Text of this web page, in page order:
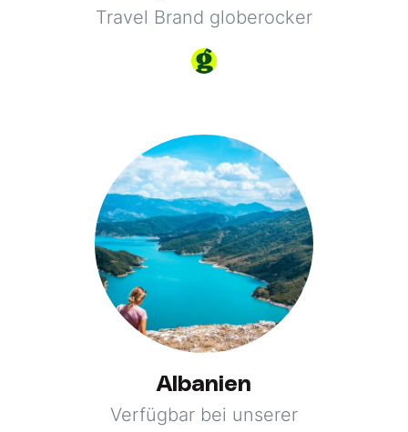
Travel Brand globerocker
Albanien
Verfügbar bei unserer